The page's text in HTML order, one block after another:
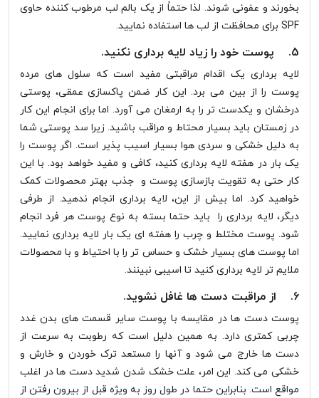
بخورند و عفونی شوند. لذا حتماً از یک بالم لب مرطوب کننده حاوی
SPF برای محافظت از لب ها استفاده نمایید.
5. پوست خود را زیاد لایه برداری نکنید.
لایه برداری یک اقدام مراقبتی مفید است که سلول های مرده
پوست را از بین می برد. این کار ضمن پاکسازی عمقی، پوستی
درخشان و یکدست تر را به ارمغان می آورد. اما برای انجام این کار
در زمستان باید بسیار محتاط و مراقب باشید. زیرا سد پوستی شما
به دلیل خشکی و سردی هوا بسیار اسیب پذیر است. اگر پوست را
یک بار در هفته لایه برداری کنید، کافی و مفید خواهد بود. با این
کار حتی به تقویت بازسازی پوست و جذب بهتر محصولات کمک
خواهید کرد. اما بیش از این، لایه برداری انجام ندهید. از طرفی
دیگر، لایه برداری را باید حتما بسته به نوع پوست هر فرد انجام
شود. پوست مختلط و چرب را هفته ای یک بار لایه برداری نمایید.
اما پوست های بسیار خشک و حساس تر را با احتیاط و با محصولات
ملایم تر لایه برداری کنید تا اسیبی نبینند.
6. از مراقبت دست ها غافل نشوید.
پوست دست ها در مقایسه با پوست سایر قسمت های بدن غدد
چربی کمتری دارد. به همین دلیل است که رطوبت به سرعت از
دست ها خارج می شود و آنها را مستعد ترک خوردن و خارش و
خشکی می کند. این امر، علت خشک شدن شدید دست ها در اغلب
مواقع است. بنابراین حتما در طول روز به ویژه قبل از بیرون رفتن از